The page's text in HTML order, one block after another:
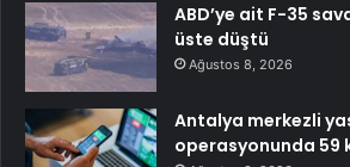
ABD’ye ait F-35
üste düştü
Ağustos 8, 2026
Antalya merkezli
operasyonunda 59